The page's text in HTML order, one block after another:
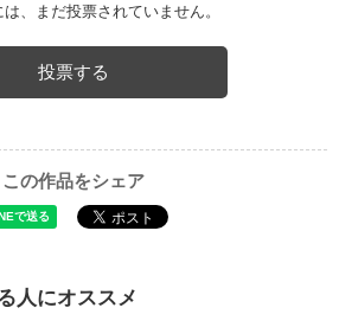
は、まだ投票されていません。
投票する
この作品をシェア
人にオススメ